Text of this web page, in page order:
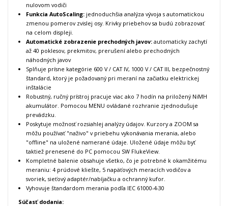
nulovom vodiči
Funkcia AutoScaling: jednoduchšia analýza vývoja s automatickou
zmenou pomerov zvislej osy. Krivky priebehov sa budú zobrazovať
na celom displeji.
Automatické zobrazenie prechodných javov: automaticky zachytí
až 40 poklesov, prekmitov, prerušení alebo prechodných
náhodných javov
Splňuje prísne kategórie 600 V / CAT IV, 1000 V / CAT III, bezpečnostný
štandard, ktorý je požadovaný pri meraní na začiatku elektrickej
inštalácie
Robustný, ručný prístroj pracuje viac ako 7 hodín na priložený NiMH
akumulátor. Pomocou MENU ovládané rozhranie zjednodušuje
prevádzku.
Poskytuje možnosť rozsiahlej analýzy údajov. Kurzory a ZOOM sa
môžu používať "naživo" v priebehu vykonávania merania, alebo
"offline" na uložené namerané údaje. Uložené údaje môžu byť
taktiež prenesené do PC pomocou SW FlukeView.
Kompletné balenie obsahuje všetko, čo je potrebné k okamžitému
meraniu: 4 prúdové kliešte, 5 napäťových meracích vodičov a
svoriek, sieťový adaptér/nabíjačku a ochranný kufor.
Vyhovuje štandardom merania podľa IEC 61000-4-30
Súčasť dodania: